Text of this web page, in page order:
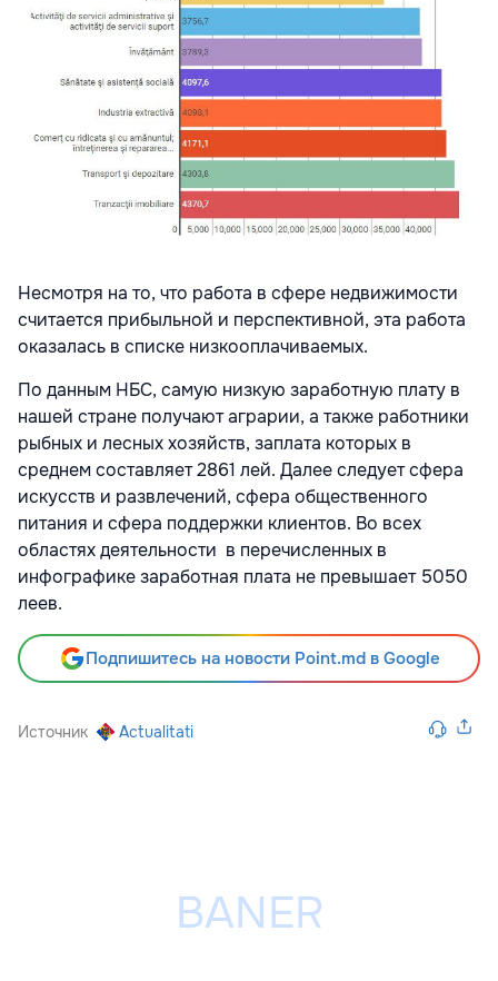
Несмотря на то, что работа в сфере недвижимости
считается прибыльной и перспективной, эта работа
оказалась в списке низкооплачиваемых.
По данным НБС, самую низкую заработную плату в
нашей стране получают аграрии, а также работники
рыбных и лесных хозяйств, заплата которых в
среднем составляет 2861 лей. Далее следует сфера
искусств и развлечений, сфера общественного
питания и сфера поддержки клиентов. Во всех
областях деятельности в перечисленных в
инфографике заработная плата не превышает 5050
леев.
Подпишитесь на новости Point.md в Google
Источник Actualitati